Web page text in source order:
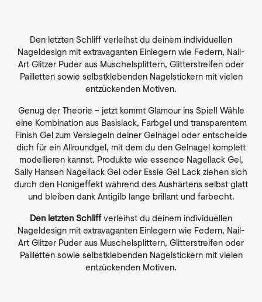
Den letzten Schliff verleihst du deinem individuellen
Nageldesign mit extravaganten Einlegern wie Federn, Nail-
Art Glitzer Puder aus Muschelsplittern, Glitterstreifen oder
Pailletten sowie selbstklebenden Nagelstickern mit vielen
entzückenden Motiven.
Genug der Theorie – jetzt kommt Glamour ins Spiel! Wähle
eine Kombination aus Basislack, Farbgel und transparentem
Finish Gel zum Versiegeln deiner Gelnägel oder entscheide
dich für ein Allroundgel, mit dem du den Gelnagel komplett
modellieren kannst. Produkte wie essence Nagellack Gel,
Sally Hansen Nagellack Gel oder Essie Gel Lack ziehen sich
durch den Honigeffekt während des Aushärtens selbst glatt
und bleiben dank Antigilb lange brillant und farbecht.
Den letzten Schliffverleihst du deinem individuellen
Nageldesign mit extravaganten Einlegern wie Federn, Nail-
Art Glitzer Puder aus Muschelsplittern, Glitterstreifen oder
Pailletten sowie selbstklebenden Nagelstickern mit vielen
entzückenden Motiven.